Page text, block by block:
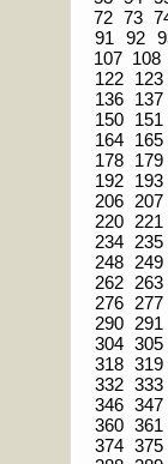
72 73
91
92
107 108
122
123
136
137
150
151
164
165
178
179
192
193
206 207
220
221
234
235
248
249
262
263
276
277
290
291
304 305
318 319
332 333
346 347
360 361
374 375